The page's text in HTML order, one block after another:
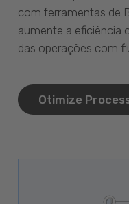
com ferramentas de
aumente a eficiência
das operações com
Otimize